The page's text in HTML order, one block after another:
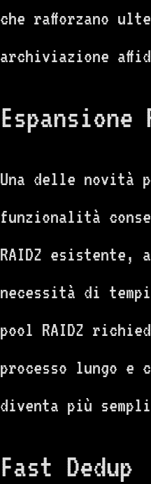
che rafforzano
archiviazione
Espansione
Una delle novità
funzionalità
RAIDZ esistente,
necessità di
pool RAIDZ
processo lungo e
diventa più
Fast Dedup